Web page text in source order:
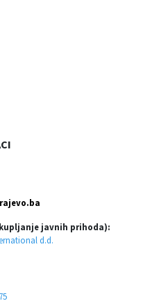
javnih prihoda):
d.d.